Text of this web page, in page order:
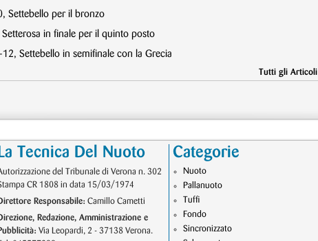
Settebello per il bronzo
in finale per il quinto posto
Settebello in semifinale con la Grecia
Tutti gli Articoli
La Tecnica Del Nuoto
del Tribunale di Verona n. 302
CR 1808 in data 15/03/1974
Responsabile: Camillo Cametti
Redazione, Amministrazione e
Via Leopardi, 2 - 37138 Verona.
Categorie
Nuoto
Pallanuoto
Tuffi
Fondo
Sincronizzato